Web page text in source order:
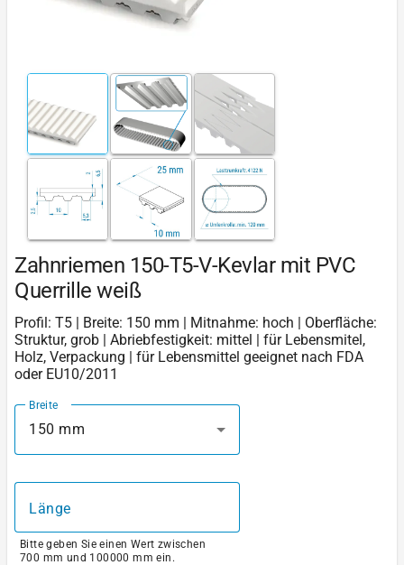
Zahnriemen 150-T5-V-Kevlar mit PVC
Querrille weiß
Profil: T5 | Breite: 150 mm | Mitnahme: hoch | Oberfläche:
Struktur, grob | Abriebfestigkeit: mittel | für Lebensmitel,
Holz, Verpackung | für Lebensmittel geeignet nach FDA
oder EU10/2011
Breite
150 mm
Länge
Bitte geben Sie einen Wert zwischen
700 mm und 100000 mm ein.